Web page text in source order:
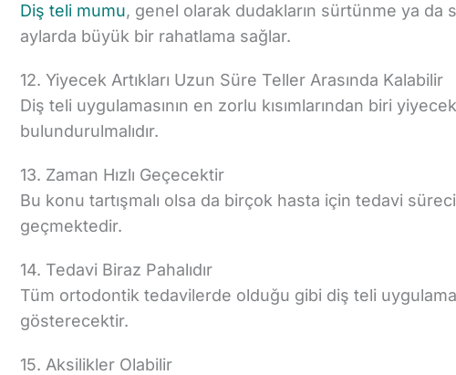
Diş teli mumu, genel olarak dudakların sürtünme ya da
aylarda büyük bir rahatlama sağlar.
12. Yiyecek Artıkları Uzun Süre Teller Arasında Kalabilir
Diş teli uygulamasının en zorlu kısımlarından biri
bulundurulmalıdır.
13. Zaman Hızlı Geçecektir
Bu konu tartışmalı olsa da birçok hasta için tedavi
geçmektedir.
14. Tedavi Biraz Pahalıdır
Tüm ortodontik tedavilerde olduğu gibi diş teli
gösterecektir.
15. Aksilikler Olabilir